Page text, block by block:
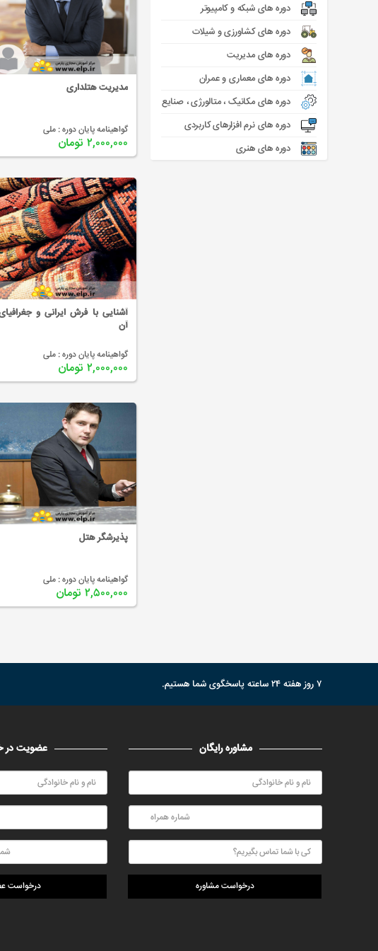
دوره های شبکه و کامپیوتر
دوره های کشاورزی و شیلات
دوره های مدیریت
دوره های معماری و عمران
دوره های مکانیک ، متالورژی ، صنایع
دوره های نرم افزارهای کاربردی
دوره های هنری
مدیریت هتلداری
گواهینامه پایان دوره : ملی
۲,۰۰۰,۰۰۰ تومان
آشنایی با فرش ایرانی و
آن
گواهینامه پایان دوره : ملی
۲,۰۰۰,۰۰۰ تومان
پذیرشگر هتل
گواهینامه پایان دوره : ملی
۲,۵۰۰,۰۰۰ تومان
۷ روز هفته ۲۴ ساعته پاسخگوی شما هستیم.
مشاوره رایگان
درخواست مشاوره
عضویت در
درخواست